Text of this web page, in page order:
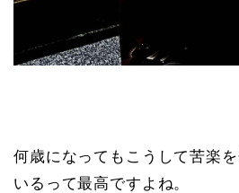
何歳になってもこうして苦楽
いるって最高ですよね。